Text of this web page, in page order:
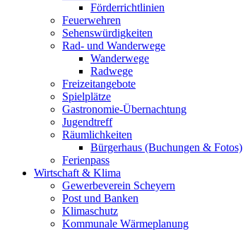
Förderrichtlinien
Feuerwehren
Sehenswürdigkeiten
Rad- und Wanderwege
Wanderwege
Radwege
Freizeitangebote
Spielplätze
Gastronomie-Übernachtung
Jugendtreff
Räumlichkeiten
Bürgerhaus (Buchungen & Fotos)
Ferienpass
Wirtschaft & Klima
Gewerbeverein Scheyern
Post und Banken
Klimaschutz
Kommunale Wärmeplanung